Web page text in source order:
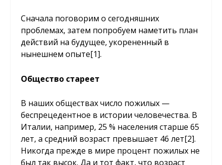
Сначала поговорим о сегодняшних
проблемах, затем попробуем наметить план
действий на будущее, укорененный в
нынешнем опыте[1].
Общество стареет
В наших обществах число пожилых —
беспрецедентное в истории человечества. В
Италии, например, 25 % населения старше 65
лет, а средний возраст превышает 46 лет[2].
Никогда прежде в мире процент пожилых не
был так высок. Да и тот факт, что возраст